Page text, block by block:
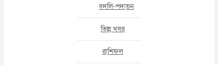
বদলি-পদায়ন
ভিন্ন খবর
রাশিফল